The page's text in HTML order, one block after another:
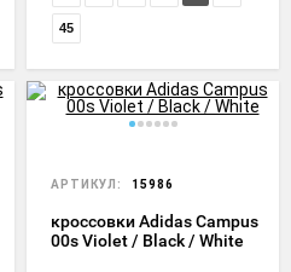
45
АРТИКУЛ: 15986
кроссовки Adidas Campus
00s Violet / Black / White